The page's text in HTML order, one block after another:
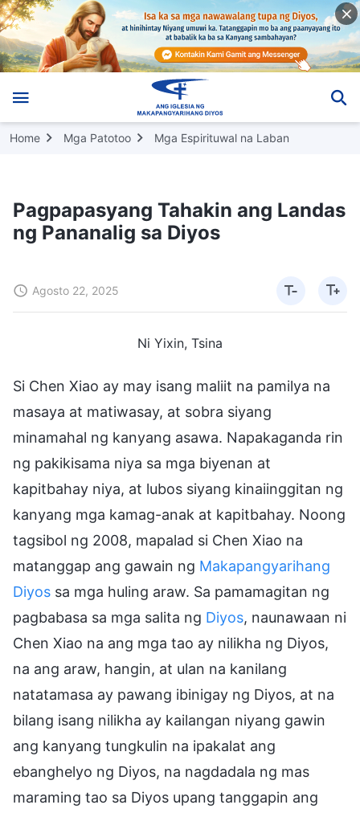
Home Mga Patotoo Mga Espirituwal na Laban
Pagpapasyang Tahakin ang Landas
ng Pananalig sa Diyos
Agosto 22, 2025
Ni Yixin, Tsina
Si Chen Xiao ay may isang maliit na pamilya na
masaya at matiwasay, at sobra siyang
minamahal ng kanyang asawa. Napakaganda rin
ng pakikisama niya sa mga biyenan at
kapitbahay niya, at lubos siyang kinaiinggitan ng
kanyang mga kamag-anak at kapitbahay. Noong
tagsibol ng 2008, mapalad si Chen Xiao na
matanggap ang gawain ng Makapangyarihang
Diyos sa mga huling araw. Sa pamamagitan ng
pagbabasa sa mga salita ng Diyos, naunawaan ni
Chen Xiao na ang mga tao ay nilikha ng Diyos,
na ang araw, hangin, at ulan na kanilang
natatamasa ay pawang ibinigay ng Diyos, at na
bilang isang nilikha ay kailangan niyang gawin
ang kanyang tungkulin na ipakalat ang
ebanghelyo ng Diyos, na nagdadala ng mas
maraming tao sa Diyos upang tanggapin ang